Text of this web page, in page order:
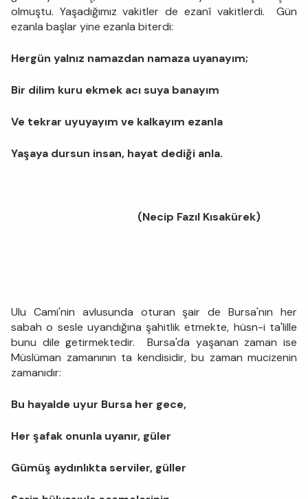
olmuştu. Yaşadığımız vakitler de ezanî vakitlerdi. Gün
ezanla başlar yine ezanla biterdi:
Hergün yalnız namazdan namaza uyanayım;
Bir dilim kuru ekmek acı suya banayım
Ve tekrar uyuyayım ve kalkayım ezanla
Yaşaya dursun insan, hayat dediği anla.
(Necip Fazıl Kısakürek)
Ulu Cami'nin avlusunda oturan şair de Bursa'nın her
sabah o sesle uyandığına şahitlik etmekte, hüsn-i ta'lille
bunu dile getirmektedir. Bursa'da yaşanan zaman ise
Müslüman zamanının ta kendisidir, bu zaman mucizenin
zamanıdır:
Bu hayalde uyur Bursa her gece,
Her şafak onunla uyanır, güler
Gümüş aydınlıkta serviler, güller